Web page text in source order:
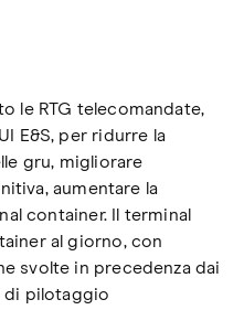
le RTG telecomandate,
E&S, per ridurre la
gru, migliorare
aumentare la
container. Il terminal
al giorno, con
svolte in precedenza dai
di pilotaggio